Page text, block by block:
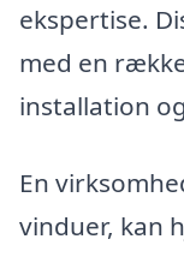
ekspertise.
med en
installation
En
vinduer, kan